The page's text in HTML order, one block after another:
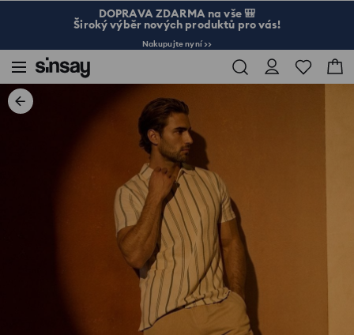
DOPRAVA ZDARMA na vše 🎒
Široký výběr nových produktů pro vás!
Nakupujte nyní >>